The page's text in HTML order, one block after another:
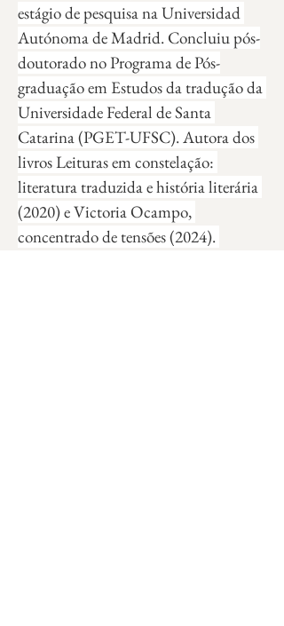
estágio de pesquisa na Universidad
Autónoma de Madrid. Concluiu pós-
doutorado no Programa de Pós-
graduação em Estudos da tradução da
Universidade Federal de Santa
Catarina (PGET-UFSC). Autora dos
livros Leituras em constelação:
literatura traduzida e história literária
(2020) e Victoria Ocampo,
concentrado de tensões (2024).